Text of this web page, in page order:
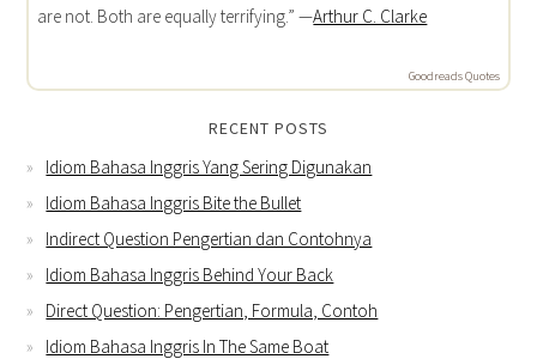
are not. Both are equally terrifying.” —Arthur C. Clarke
Goodreads Quotes
RECENT POSTS
Idiom Bahasa Inggris Yang Sering Digunakan
Idiom Bahasa Inggris Bite the Bullet
Indirect Question Pengertian dan Contohnya
Idiom Bahasa Inggris Behind Your Back
Direct Question: Pengertian, Formula, Contoh
Idiom Bahasa Inggris In The Same Boat